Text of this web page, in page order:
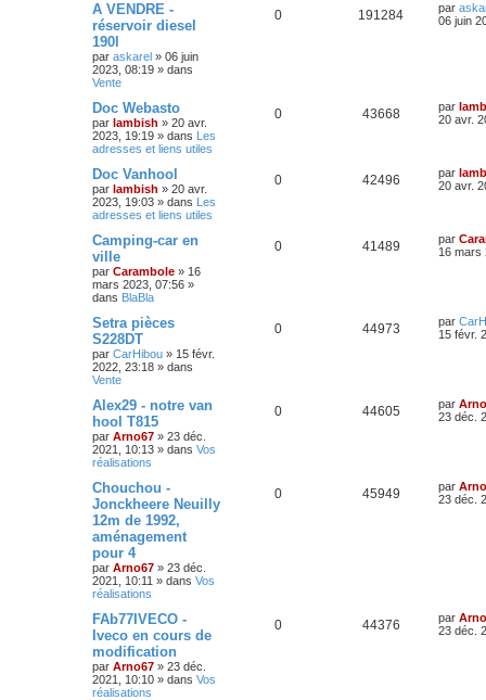
A VENDRE -
réservoir diesel
190l
par askarel » 06 juin
2023, 08:19 » dans
Vente
0 191284 par
06 juin
Doc Webasto
par lambish » 20 avr.
2023, 19:19 » dans Les
adresses et liens utiles
0 43668 par
20 avr.
Doc Vanhool
par lambish » 20 avr.
2023, 19:03 » dans Les
adresses et liens utiles
0 42496 par
20 avr.
Camping-car en
ville
par Carambole » 16
mars 2023, 07:56 »
dans BlaBla
0 41489 par
16 mars
Setra pièces
S228DT
par CarHibou » 15 févr.
2022, 23:18 » dans
Vente
0 44973 par
15 févr.
Alex29 - notre van
hool T815
par Arno67 » 23 déc.
2021, 10:13 » dans Vos
réalisations
0 44605 par
23 déc.
Chouchou -
Jonckheere Neuilly
12m de 1992,
aménagement
pour 4
par Arno67 » 23 déc.
2021, 10:11 » dans Vos
réalisations
0 45949 par
23 déc.
FAb77IVECO -
Iveco en cours de
modification
par Arno67 » 23 déc.
2021, 10:10 » dans Vos
réalisations
0 44376 par
23 déc.